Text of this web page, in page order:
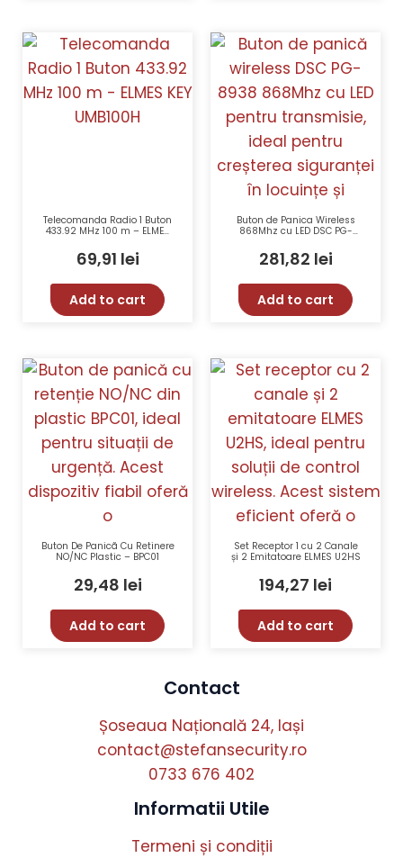
Telecomanda Radio 1 Buton
433.92 MHz 100 m – ELMES
69,91 lei
Add to cart
Buton de Panica Wireless
868Mhz cu LED DSC PG-
281,82 lei
Add to cart
Buton De Panicã Cu Retinere
NO/NC Plastic – BPC01
29,48 lei
Add to cart
Set Receptor 1 cu 2 Canale
și 2 Emitatoare ELMES U2HS
194,27 lei
Add to cart
Contact
Șoseaua Națională 24, Iași
contact@stefansecurity.ro
0733 676 402
Informatii Utile
Termeni și condiții